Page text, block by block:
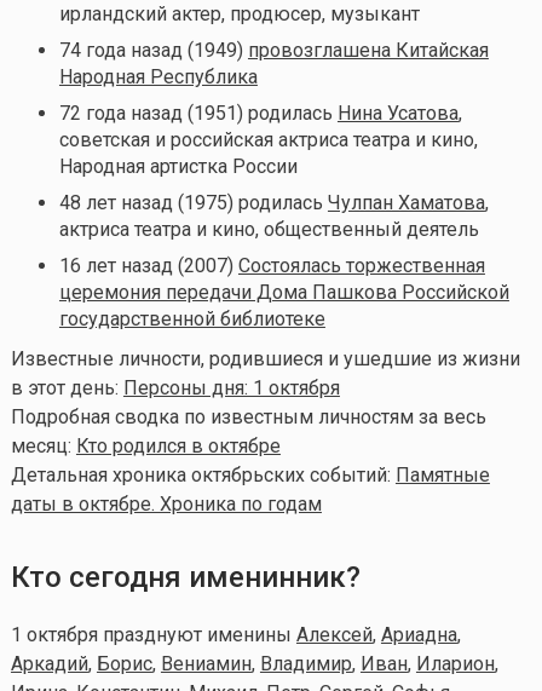
ирландский актер, продюсер, музыкант
74 года назад (1949) провозглашена Китайская
Народная Республика
72 года назад (1951) родилась Нина Усатова,
советская и российская актриса театра и кино,
Народная артистка России
48 лет назад (1975) родилась Чулпан Хаматова,
актриса театра и кино, общественный деятель
16 лет назад (2007) Состоялась торжественная
церемония передачи Дома Пашкова Российской
государственной библиотеке
Известные личности, родившиеся и ушедшие из жизни
в этот день: Персоны дня: 1 октября
Подробная сводка по известным личностям за весь
месяц: Кто родился в октябре
Детальная хроника октябрьских событий: Памятные
даты в октябре. Хроника по годам
Кто сегодня именинник?
1 октября празднуют именины Алексей, Ариадна,
Аркадий, Борис, Вениамин, Владимир, Иван, Иларион,